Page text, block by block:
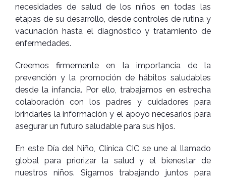
necesidades de salud de los niños en todas las
etapas de su desarrollo, desde controles de rutina y
vacunación hasta el diagnóstico y tratamiento de
enfermedades.
Creemos firmemente en la importancia de la
prevención y la promoción de hábitos saludables
desde la infancia. Por ello, trabajamos en estrecha
colaboración con los padres y cuidadores para
brindarles la información y el apoyo necesarios para
asegurar un futuro saludable para sus hijos.
En este Día del Niño, Clínica CIC se une al llamado
global para priorizar la salud y el bienestar de
nuestros niños. Sigamos trabajando juntos para